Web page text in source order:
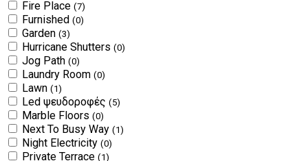
Fire Place (7)
Furnished (0)
Garden (3)
Hurricane Shutters (0)
Jog Path (0)
Laundry Room (0)
Lawn (1)
Led ψευδοροφές (5)
Marble Floors (0)
Next To Busy Way (1)
Night Electricity (0)
Private Terrace (1)